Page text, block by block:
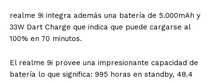
realme 9i integra además una batería de 5.000mAh y
33W Dart Charge que indica que puede cargarse al
100% en 70 minutos.
El realme 9i provee una impresionante capacidad de
batería lo que significa: 995 horas en standby, 48.4